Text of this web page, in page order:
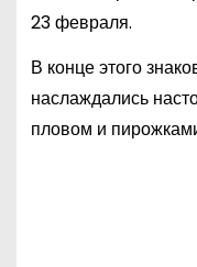
23 февраля.
В конце этого
наслаждались
пловом и